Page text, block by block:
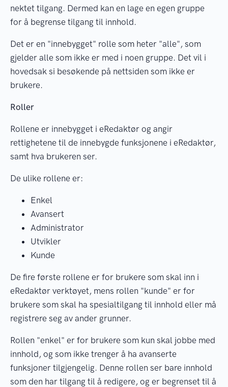
nektet tilgang. Dermed kan en lage en egen gruppe
for å begrense tilgang til innhold.
Det er en "innebygget" rolle som heter "alle", som
gjelder alle som ikke er med i noen gruppe. Det vil i
hovedsak si besøkende på nettsiden som ikke er
brukere.
Roller
Rollene er innebygget i eRedaktør og angir
rettighetene til de innebygde funksjonene i eRedaktør,
samt hva brukeren ser.
De ulike rollene er:
Enkel
Avansert
Administrator
Utvikler
Kunde
De fire første rollene er for brukere som skal inn i
eRedaktør verktøyet, mens rollen "kunde" er for
brukere som skal ha spesialtilgang til innhold eller må
registrere seg av ander grunner.
Rollen "enkel" er for brukere som kun skal jobbe med
innhold, og som ikke trenger å ha avanserte
funksjoner tilgjengelig. Denne rollen ser bare innhold
som den har tilgang til å redigere, og er begrenset til å